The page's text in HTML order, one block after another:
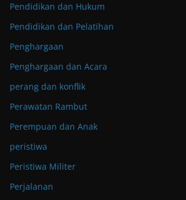
Pendidikan dan Hukum
Pendidikan dan Pelatihan
Penghargaan
Penghargaan dan Acara
perang dan konflik
Perawatan Rambut
Perempuan dan Anak
peristiwa
Peristiwa Militer
Perjalanan